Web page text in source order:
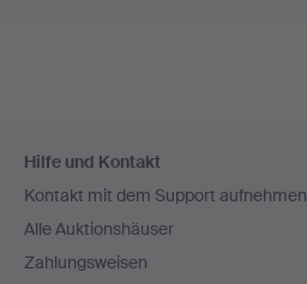
Navigation
Hilfe und Kontakt
Kontakt mit dem Support aufnehmen
Alle Auktionshäuser
Zahlungsweisen